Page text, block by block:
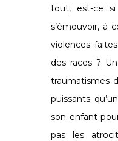
tout, est-ce
s’émouvoir, à
violences
des races ?
traumatismes
puissants
son enfant
pas les